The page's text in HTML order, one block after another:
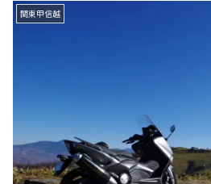
関東甲信越